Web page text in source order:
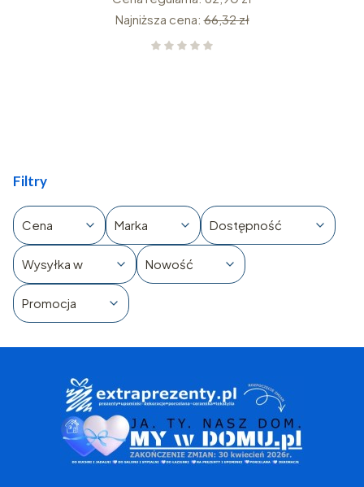
Najniższa cena: 66,32 zł
Filtry
Cena Marka Dostępność
Wysyłka w Nowość
Promocja